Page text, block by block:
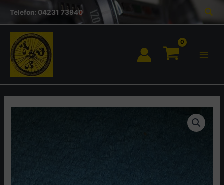
springen
Inhalt
Telefon: 04231 73940